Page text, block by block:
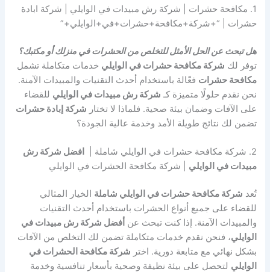
1. مكافحة حشرات | شركة رش مبيدات في الوايلي | شركة ابادة
حشرات | “+شركة+مكافحة+حشرات+في+الوايلي+”
هل تبحث عن الحل الأمثل للتخلص من الحشرات في منزلك أو مكتبك؟
توفر لك شركة مكافحة حشرات في الوايلي خدمات متكاملة تشمل
مكافحة حشرات فعّالة باستخدام أحدث التقنيات والمبيدات الآمنة.
نحن نقدم حلولًا متميزة كـ شركة رش مبيدات في الوايلي للقضاء
على الآفات وضمان بيئة صحية. فلماذا لا تختار شركة إبادة حشرات
تضمن لك نتائج طويلة الأمد وخدمة عالية الجودة؟
2. شركة مكافحة حشرات في الوايلي شاملة |
افضل شركة رش
مبيدات في الوايلي | شركة مكافحة الحشرات في الوايلي
تُعد شركة مكافحة حشرات في الوايلي شاملة الخيار المثالي
للقضاء على جميع أنواع الحشرات باستخدام أحدث التقنيات
والمبيدات الآمنة. إذا كنت تبحث عن أفضل شركة رش مبيدات في
الوايلي، فنحن نقدم خدمات متكاملة تضمن لك التخلص من الآفات
بشكل نهائي مع متابعة دورية. اختر شركة مكافحة الحشرات في
الوايلي لتحصل على بيئة نظيفة وصحية بأسعار تنافسية وخدمة